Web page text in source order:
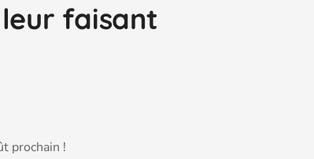
faisant
prochain !